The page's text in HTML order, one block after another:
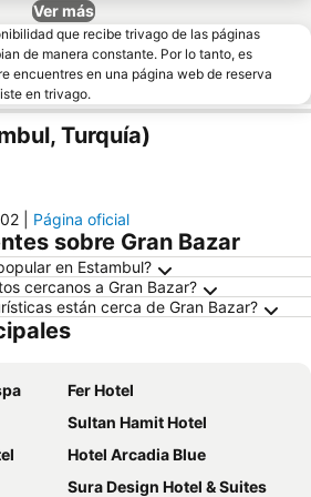
Ver más
que recibe trivago de las páginas
de manera constante. Por lo tanto, es
encuentres en una página web de reserva
en trivago.
Turquía)
Página oficial
sobre Gran Bazar
en Estambul?
cercanos a Gran Bazar?
están cerca de Gran Bazar?
Fer Hotel
Sultan Hamit Hotel
Hotel Arcadia Blue
Sura Design Hotel & Suites